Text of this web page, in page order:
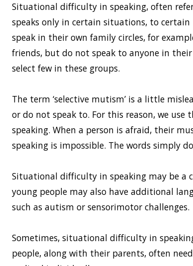
Situational difficulty in speaking, often
speaks only in certain situations, to
speak in their own family circles, for
friends, but do not speak to anyone in
select few in these groups.
The term ‘selective mutism’ is a little
or do not speak to. For this reason, we use
speaking. When a person is afraid, their
speaking is impossible. The words simply
Situational difficulty in speaking may be a
young people may also have additional
such as autism or sensorimotor challenges.
Sometimes, situational difficulty in
people, along with their parents, often